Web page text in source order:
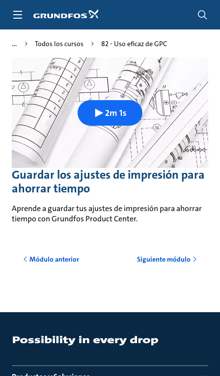
Todos los cursos 82 - Uso eficaz de GPC
2m 1s
Guardar los ajustes de impresión para
ahorrar tiempo
Aprende a guardar tus ajustes de impresión para ahorrar
tiempo con Grundfos Product Center.
Módulo anterior Siguiente módulo